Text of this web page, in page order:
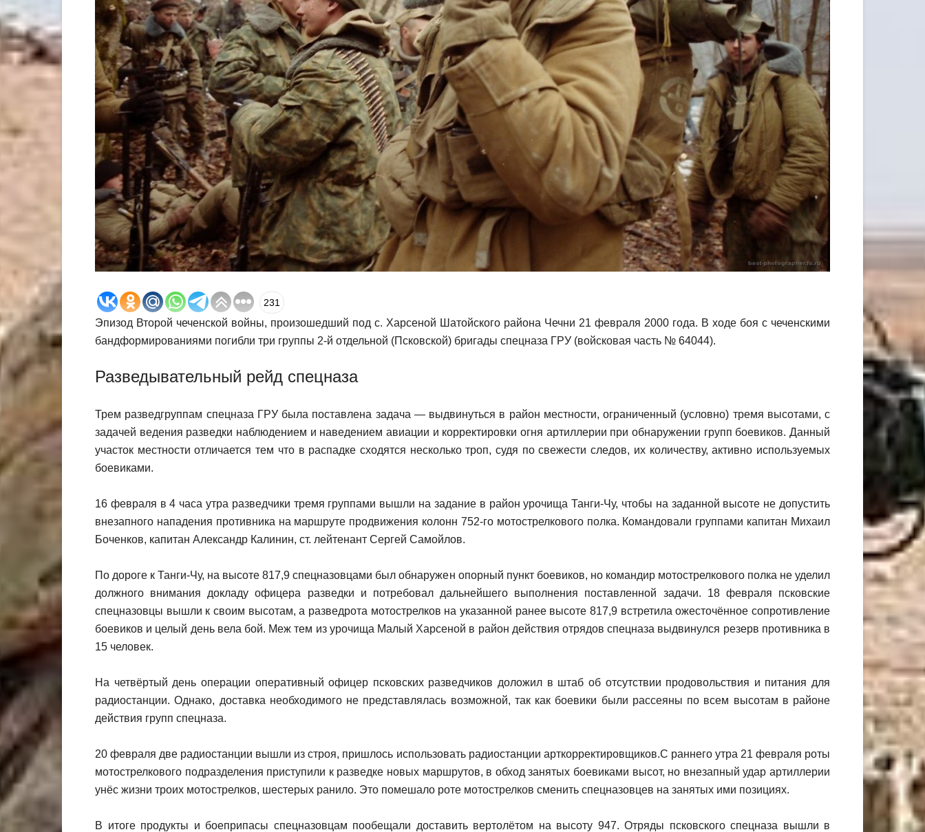
231
Эпизод Второй чеченской войны, произошедший под с. Харсеной Шатойского района Чечни 21 февраля 2000 года. В ходе боя с чеченскими
бандформированиями погибли три группы 2-й отдельной (Псковской) бригады спецназа ГРУ (войсковая часть № 64044).
Разведывательный рейд спецназа
Трем разведгруппам спецназа ГРУ была поставлена задача — выдвинуться в район местности, ограниченный (условно) тремя высотами, с
задачей ведения разведки наблюдением и наведением авиации и корректировки огня артиллерии при обнаружении групп боевиков. Данный
участок местности отличается тем что в распадке сходятся несколько троп, судя по свежести следов, их количеству, активно используемых
боевиками.
16 февраля в 4 часа утра разведчики тремя группами вышли на задание в район урочища Танги-Чу, чтобы на заданной высоте не допустить
внезапного нападения противника на маршруте продвижения колонн 752-го мотострелкового полка. Командовали группами капитан Михаил
Боченков, капитан Александр Калинин, ст. лейтенант Сергей Самойлов.
По дороге к Танги-Чу, на высоте 817,9 спецназовцами был обнаружен опорный пункт боевиков, но командир мотострелкового полка не уделил
должного внимания докладу офицера разведки и потребовал дальнейшего выполнения поставленной задачи. 18 февраля псковские
спецназовцы вышли к своим высотам, а разведрота мотострелков на указанной ранее высоте 817,9 встретила ожесточённое сопротивление
боевиков и целый день вела бой. Меж тем из урочища Малый Харсеной в район действия отрядов спецназа выдвинулся резерв противника в
15 человек.
На четвёртый день операции оперативный офицер псковских разведчиков доложил в штаб об отсутствии продовольствия и питания для
радиостанции. Однако, доставка необходимого не представлялась возможной, так как боевики были рассеяны по всем высотам в районе
действия групп спецназа.
20 февраля две радиостанции вышли из строя, пришлось использовать радиостанции арткорректировщиков.С раннего утра 21 февраля роты
мотострелкового подразделения приступили к разведке новых маршрутов, в обход занятых боевиками высот, но внезапный удар артиллерии
унёс жизни троих мотострелков, шестерых ранило. Это помешало роте мотострелков сменить спецназовцев на занятых ими позициях.
В итоге продукты и боеприпасы спецназовцам пообещали доставить вертолётом на высоту 947. Отряды псковского спецназа вышли в